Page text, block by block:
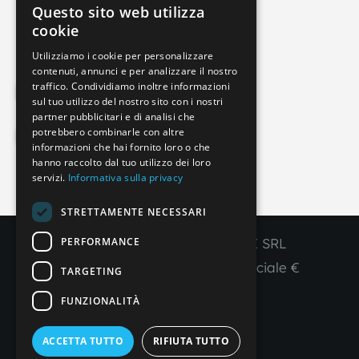
info@imperial-line.com
Privacy Policy
Cookie Policy
IT EN FR
Copyright © 2026 - IMPERIAL LINE SRL
IVA /C.F. 03450130277 - Capitale sociale €
260.000,00 i. v.
ENGLISH
FRENCH
Questo sito web utilizza
cookie
Utilizziamo i cookie per personalizzare
contenuti, annunci e per analizzare il nostro
traffico. Condividiamo inoltre informazioni
sul tuo utilizzo del nostro sito con i nostri
partner pubblicitari e di analisi che
potrebbero combinarle con altre
informazioni che hai fornito loro o che
hanno raccolto dal tuo utilizzo dei loro
servizi. Informativa sulla privacy
STRETTAMENTE NECESSARI
PERFORMANCE
TARGETING
FUNZIONALITÀ
ACCETTA TUTTO RIFIUTA TUTTO